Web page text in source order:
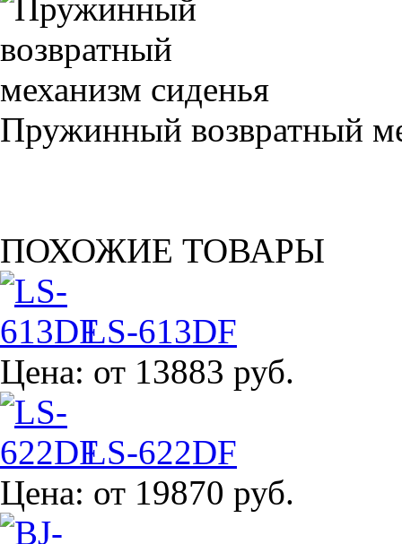
Пружинный возвратный
ПОХОЖИЕ ТОВАРЫ
LS-613DF
Цена: от 13883 руб.
LS-622DF
Цена: от 19870 руб.